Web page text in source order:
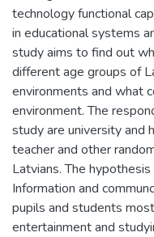
technology functional
in educational systems
study aims to find out
different age groups of
environments and what
environment. The
study are university and
teacher and other
Latvians. The
Information and
pupils and students
entertainment and